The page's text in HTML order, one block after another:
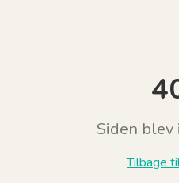
Siden
Tilbage